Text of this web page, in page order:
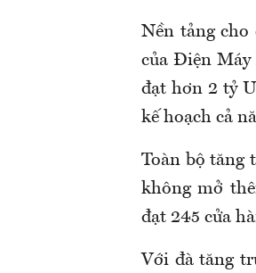
Nền tảng
của Điện Máy
đạt hơn 2 tỷ
kế hoạch cả
Toàn bộ tăng
không mở
đạt 245 cửa
Với đà tăng